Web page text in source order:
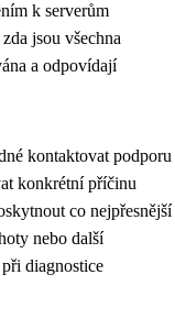
k serverům
jsou všechna
a odpovídají
kontaktovat podporu
konkrétní příčinu
co nejpřesnější
nebo další
diagnostice